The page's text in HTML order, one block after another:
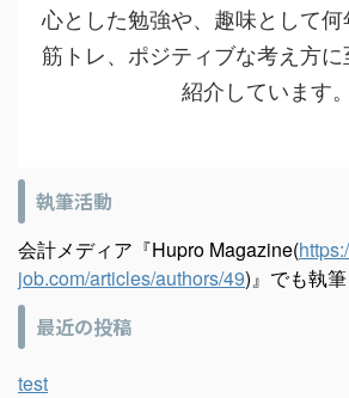
心とした勉強や、趣味として
筋トレ、ポジティブな考え方に
紹介しています。
執筆活動
会計メディア『Hupro Magazine(
job.com/articles/authors/49)』でも執筆
最近の投稿
test